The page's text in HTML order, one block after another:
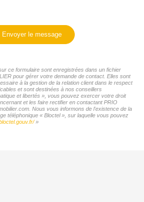
Envoyer le message
ce formulaire sont enregistrées dans un fichier
pour gérer votre demande de contact. Elles sont
à la gestion de la relation client dans le respect
et sont destinées à nos conseillers
et libertés », vous pouvez exercer votre droit
et les faire rectifier en contactant PRIO
Nous vous informons de l'existence de la
téléphonique « Bloctel », sur laquelle vous pouvez
»